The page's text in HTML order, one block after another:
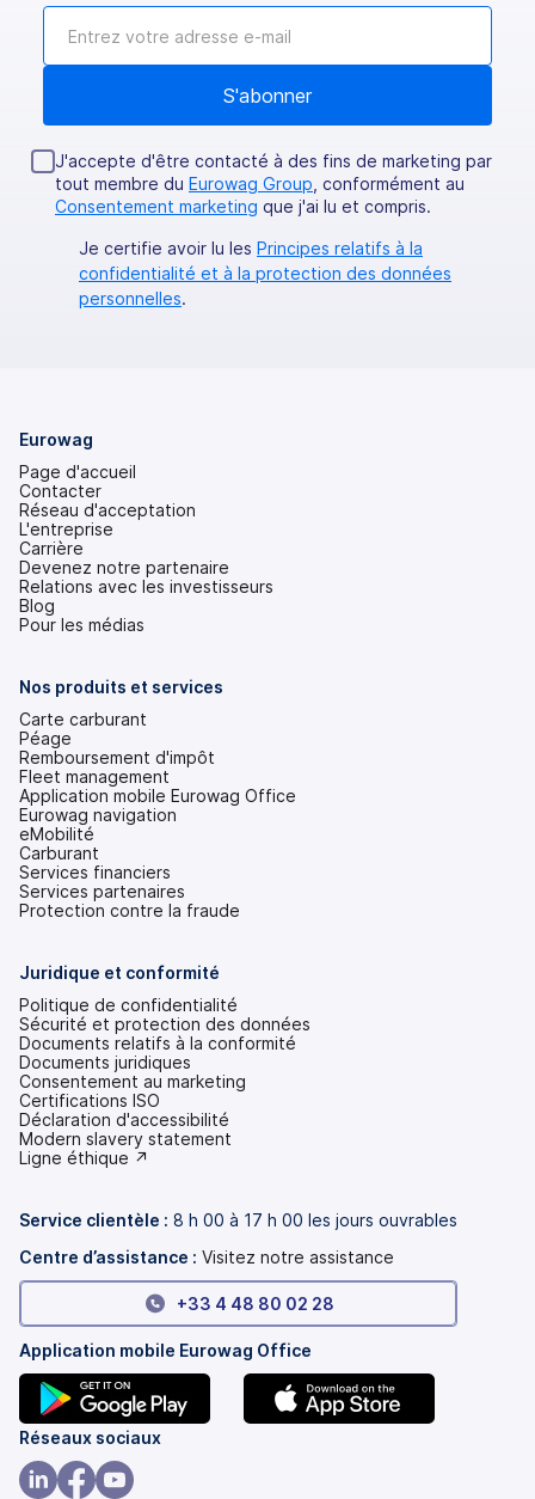
J'accepte d'être contacté à des fins de marketing par
tout membre du Eurowag Group , conformément au
Consentement marketing que j'ai lu et compris.
Je certifie avoir lu les Principes relatifs à la
confidentialité et à la protection des données
personnelles.
Eurowag
Page d'accueil
Contacter
Réseau d'acceptation
L'entreprise
Carrière
Devenez notre partenaire
Relations avec les investisseurs
(s'ouvre
dans
onglet)
Blog
Pour les médias
Nos produits et services
Carte carburant
Péage
Remboursement d'impôt
Fleet management
Application mobile Eurowag Office
Eurowag navigation
eMobilité
Carburant
Services financiers
Services partenaires
Protection contre la fraude
Juridique et conformité
Politique de confidentialité
Sécurité et protection des données
Documents relatifs à la conformité
Documents juridiques
Consentement au marketing
Certifications ISO
Déclaration d'accessibilité
(s'ouvre
dans
onglet)
Modern slavery statement
(s'ouvre
nouvel
Ligne éthique ↗
Service clientèle : 8 h 00 à 17 h 00 les jours ouvrables
Centre d’assistance : Visitez notre assistance
+33 4 48 80 02 28
Application mobile Eurowag Office
(s'ouvre
dans
Réseaux sociaux